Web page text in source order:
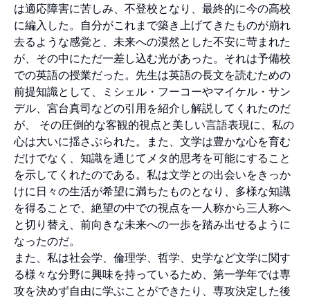
は適応障害に苦しみ、不登校となり、最終的に今の高校
に編入した。自分がこれまで築き上げてきたものが崩れ
去るような感覚と、未来への漠然とした不安に苛まれた
が、その中にただ一差し込む光があった。それは予備校
での英語の授業だった。先生は英語の長文を読むための
前提知識として、ミシェル・フーコーやマイケル・サン
デル、宮台真司などの引用を紹介し解説してくれたのだ
が、 その圧倒的な客観的視点と美しい言語表現に、私の
心は大いに揺さぶられた。また、文学は豊かな心を育む
だけでなく、知識を通じてメタ的思考を可能にすること
を示してくれたのである。私は文学との出会いをきっか
けに日々の生活が希望に満ちたものとなり、多様な知識
を得ることで、絶望の中での視点を一人称から三人称へ
と切り替え、前向きな未来への一歩を踏み出せるように
なったのだ。
また、私は社会学、倫理学、哲学、史学など文学に関す
る様々な分野に興味を持っているため、第一学年では専
攻を決めず自由に学ぶことができたり、専攻決定した後